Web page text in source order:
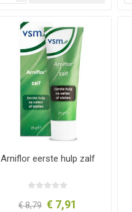
Arniflor eerste hulp zalf
€ 8,79 € 7,91